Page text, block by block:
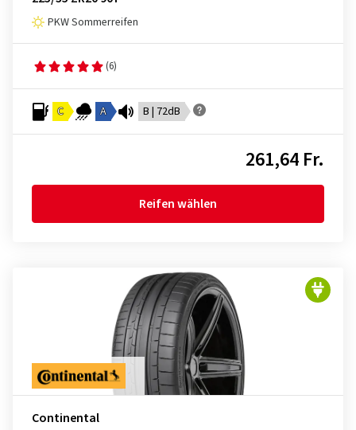
PKW Sommerreifen
(6)
C A B | 72dB
261,64 Fr.
Reifen wählen
Continental